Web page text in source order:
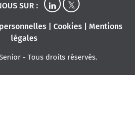
SUR :
| Cookies| Mentions
légales
- Tous droits réservés.